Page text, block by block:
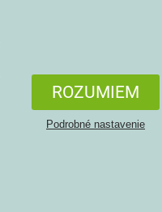
ROZUMIEM
Podrobné nastavenie